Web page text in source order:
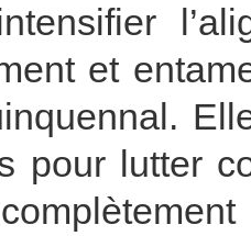
et
pour lutter